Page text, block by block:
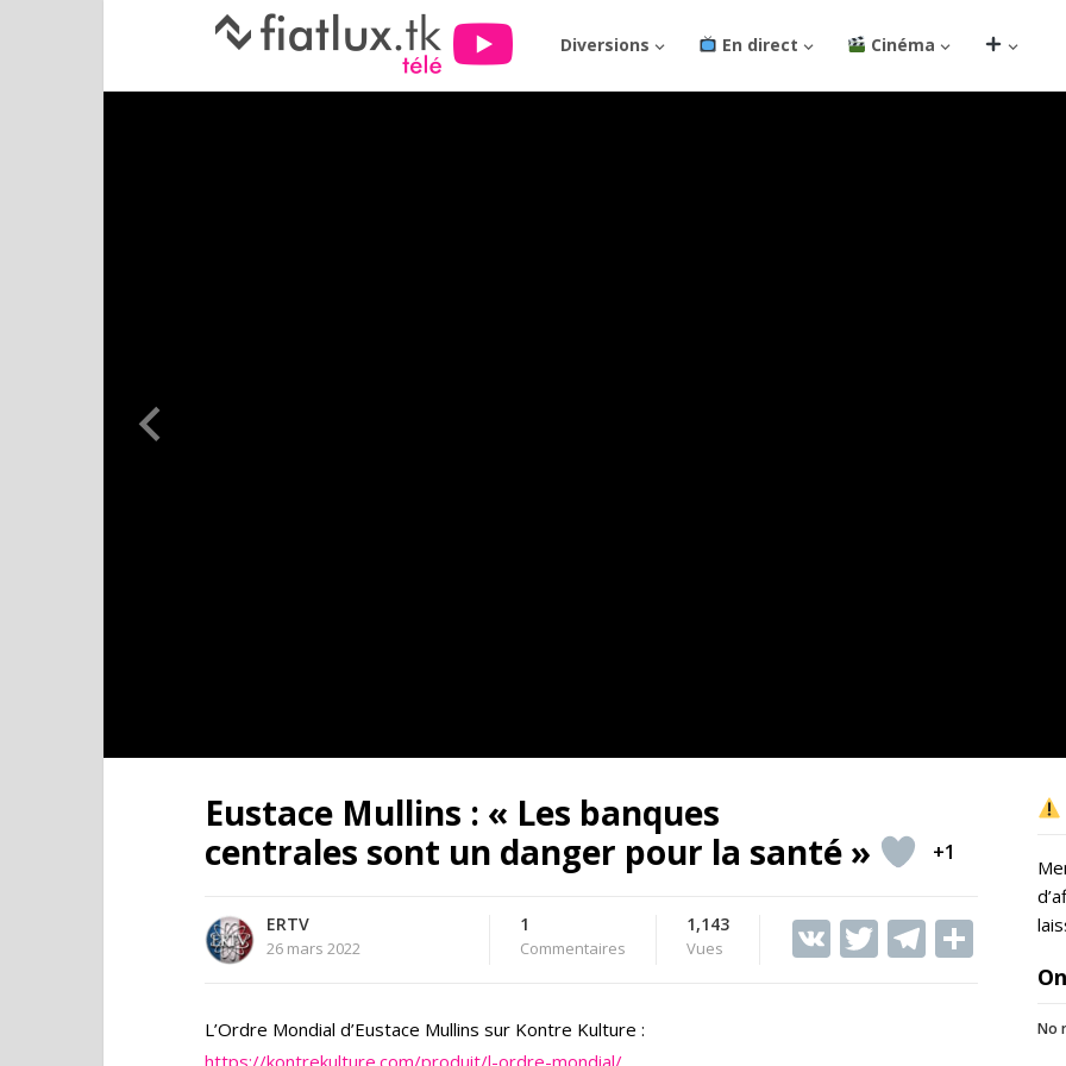
Diversions En direct Cinéma
Eustace Mullins : « Les banques
centrales sont un danger pour la santé »
ERTV
26 mars 2022
1
Commentaires
1,143
Vues V T T
+1
L’Ordre Mondial d’Eustace Mullins sur Kontre Kulture :
https://kontrekulture.com/produit/l-ordre-mondial/
No